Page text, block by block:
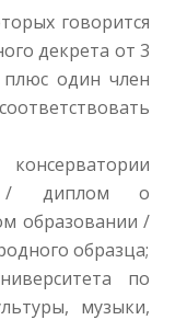
говорится
декрета от 3
один член
/ диплом о
образовании /
образца;
по
музыки,